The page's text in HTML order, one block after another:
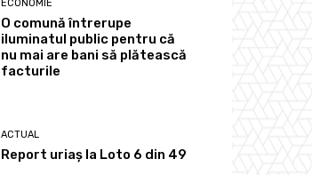
ECONOMIE
O comună întrerupe
iluminatul public pentru că
nu mai are bani să plătească
facturile
ACTUAL
Report uriaș la Loto 6 din 49